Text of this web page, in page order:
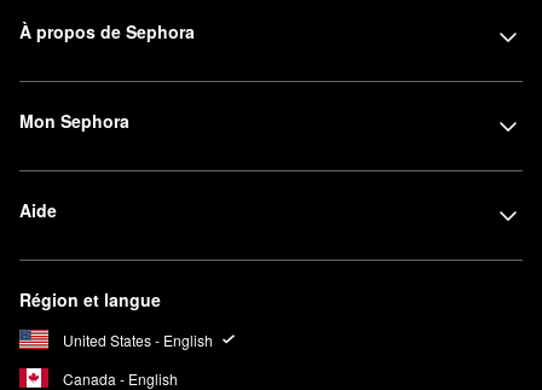
À propos de Sephora
Mon Sephora
Aide
Région et langue
United States - English
Canada - English